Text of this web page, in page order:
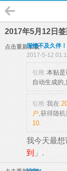
2017年5月12日
点击重新加载深情不及久伴！
2017-5-12
引用: 本贴是
自动生成的
引用: 我在
户,获得随机
10.
我今天最想
到 」.